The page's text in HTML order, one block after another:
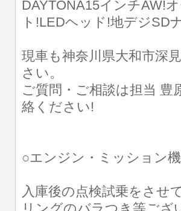
DAYTONA15インチAW!
ト!LEDヘッド!地デジSD
現車も神奈川県大和市深
さい。
ご質問・ご相談は担当 豊
絡ください!
○エンジン・ミッション
入庫後の点検試乗をさせ